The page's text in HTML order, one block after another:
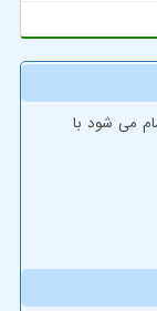
می شود با